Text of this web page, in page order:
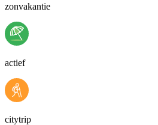
zonvakantie
actief
citytrip